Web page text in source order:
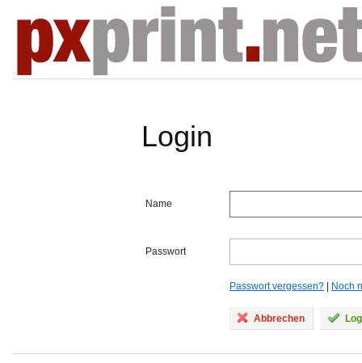
Login
Name
Passwort
Passwort vergessen? Noch
Abbrechen